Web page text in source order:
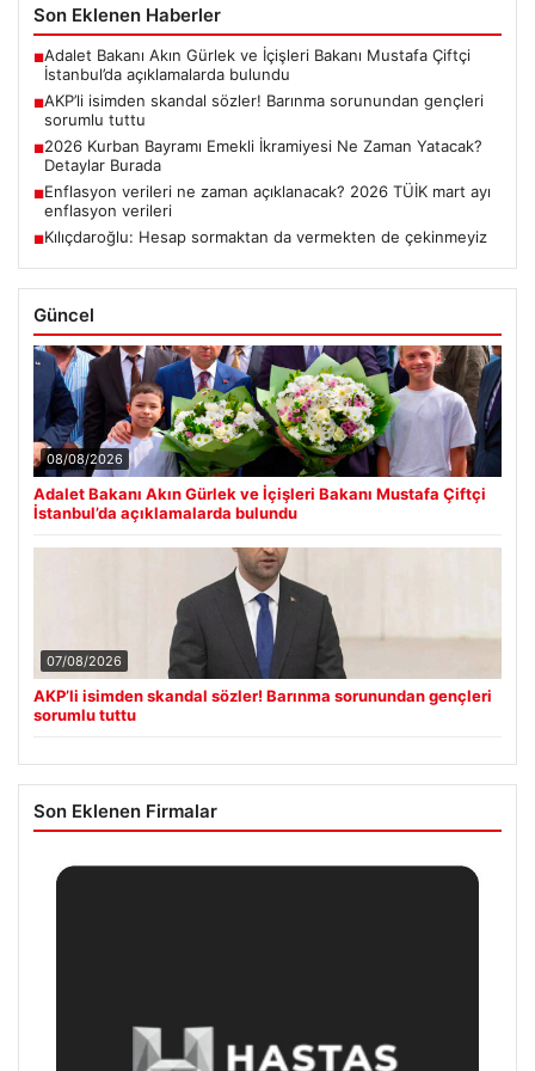
Son Eklenen Haberler
■Adalet Bakanı Akın Gürlek ve İçişleri Bakanı Mustafa Çiftçi
İstanbul’da açıklamalarda bulundu
■AKP’li isimden skandal sözler! Barınma sorunundan gençleri
sorumlu tuttu
■2026 Kurban Bayramı Emekli İkramiyesi Ne Zaman Yatacak?
Detaylar Burada
■Enflasyon verileri ne zaman açıklanacak? 2026 TÜİK mart ayı
enflasyon verileri
■Kılıçdaroğlu: Hesap sormaktan da vermekten de çekinmeyiz
Güncel
08/08/2026
Adalet Bakanı Akın Gürlek ve İçişleri Bakanı Mustafa Çiftçi
İstanbul’da açıklamalarda bulundu
07/08/2026
AKP’li isimden skandal sözler! Barınma sorunundan gençleri
sorumlu tuttu
Son Eklenen Firmalar